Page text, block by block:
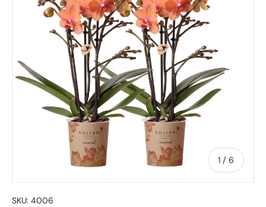
1 / von
6
SKU: 4006